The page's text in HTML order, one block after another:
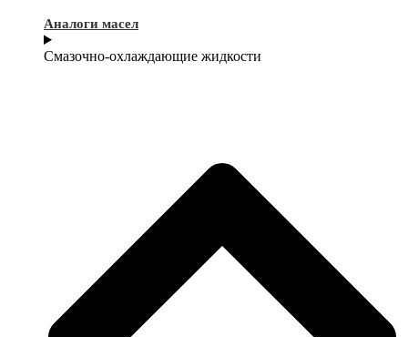
Аналоги масел
Смазочно-охлаждающие жидкости